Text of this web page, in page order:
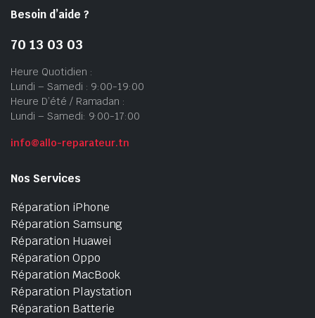
Besoin d’aide ?
70 13 03 03
Heure Quotidien :
Lundi – Samedi : 9:00-19:00
Heure D’été / Ramadan :
Lundi – Samedi: 9:00-17:00
info@allo-reparateur.tn
Nos Services
Réparation iPhone
Réparation Samsung
Réparation Huawei
Réparation Oppo
Réparation MacBook
Réparation Playstation
Réparation Batterie